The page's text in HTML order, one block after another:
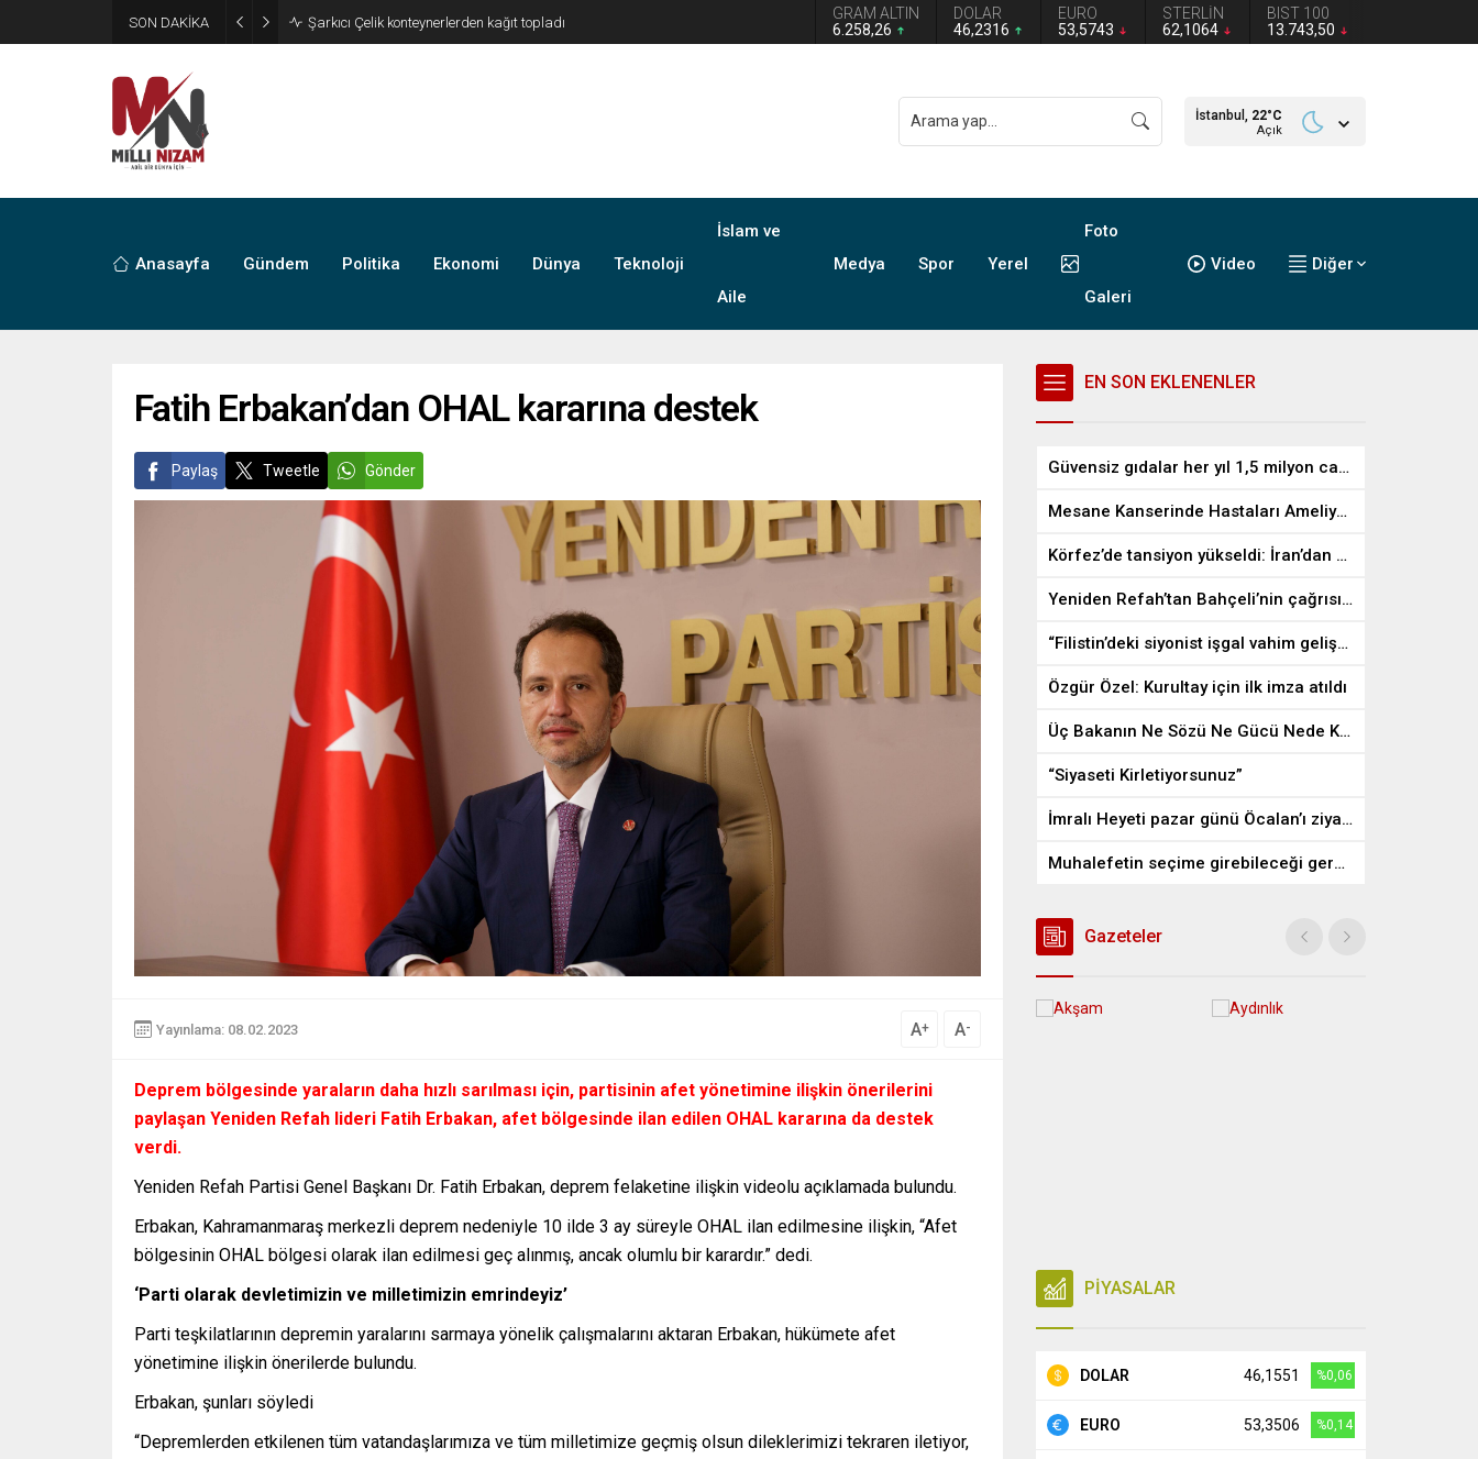
SON DAKİKA İran 2 ülkeyi birden vurdu
GRAM ALTIN
6.258,26
DOLAR
46,2316
EURO
53,5743
STERLİN
62,1064
BIST 100
13.743,50
İstanbul, 22°C
Açık
Anasayfa Gündem Politika Ekonomi Dünya Teknoloji
İslam ve
Aile
Medya Spor Yerel
Foto
Galeri
Video Diğer
Fatih Erbakan’dan OHAL kararına destek
Paylaş Tweetle Gönder
Yayınlama: 08.02.2023 A+ A-
Deprem bölgesinde yaraların daha hızlı sarılması için, partisinin afet yönetimine ilişkin önerilerini
paylaşan Yeniden Refah lideri Fatih Erbakan, afet bölgesinde ilan edilen OHAL kararına da destek
verdi.
Yeniden Refah Partisi Genel Başkanı Dr. Fatih Erbakan, deprem felaketine ilişkin videolu açıklamada bulundu.
Erbakan, Kahramanmaraş merkezli deprem nedeniyle 10 ilde 3 ay süreyle OHAL ilan edilmesine ilişkin, “Afet
bölgesinin OHAL bölgesi olarak ilan edilmesi geç alınmış, ancak olumlu bir karardır.” dedi.
‘Parti olarak devletimizin ve milletimizin emrindeyiz’
Parti teşkilatlarının depremin yaralarını sarmaya yönelik çalışmalarını aktaran Erbakan, hükümete afet
yönetimine ilişkin önerilerde bulundu.
Erbakan, şunları söyledi
“Depremlerden etkilenen tüm vatandaşlarımıza ve tüm milletimize geçmiş olsun dileklerimizi tekraren iletiyor,
EN SON EKLENENLER
Güvensiz gıdalar her yıl 1,5 milyon can alıyor
Mesane Kanserinde Hastaları Ameliyattan Kurtaran İlaç
Körfez’de tansiyon yükseldi: İran’dan ABD üslerine misilleme
Yeniden Refah’tan Bahçeli’nin çağrısına destek
“Filistin’deki siyonist işgal vahim gelişmelere gebe”
Özgür Özel: Kurultay için ilk imza atıldı
Üç Bakanın Ne Sözü Ne Gücü Nede Kudreti Yetmedi
“Siyaseti Kirletiyorsunuz”
İmralı Heyeti pazar günü Öcalan’ı ziyaret edecek
Muhalefetin seçime girebileceği gerçek bir alan kalmayabilir
Gazeteler
PİYASALAR
DOLAR 46,1551 %0,06
EURO 53,3506 %0,14